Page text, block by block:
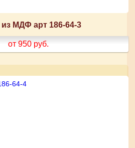
из МДФ арт 186-64-3
от 950 руб.